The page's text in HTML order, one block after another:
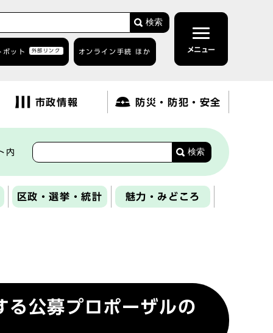
検索
ボット 外部リンク オンライン手続 ほか メニュー
市政情報 防災・防犯・安全
内 検索
区政・選挙・統計 魅力・みどころ
る公募プロポーザルの